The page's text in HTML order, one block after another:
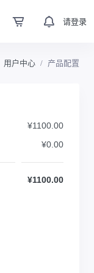
请登录
用户中心 产品配置
¥1100.00
¥0.00
¥1100.00